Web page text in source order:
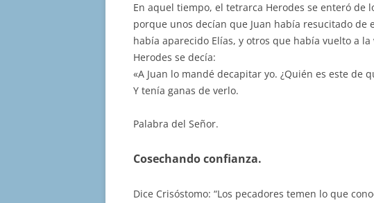
En aquel tiempo, el tetrarca Herodes se enteró de
porque unos decían que Juan había resucitado
había aparecido Elías, y otros que había vuelto a
Herodes se decía:
«A Juan lo mandé decapitar yo. ¿Quién es este de
Y tenía ganas de verlo.
Palabra del Señor.
Cosechando confianza.
Dice Crisóstomo: “Los pecadores temen lo que